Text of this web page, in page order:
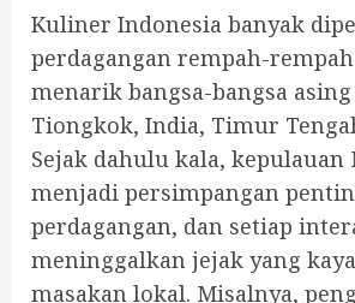
Kuliner Indonesia banyak
perdagangan rempah-
menarik bangsa-bangsa
Tiongkok, India, Timur
Sejak dahulu kala, kepulauan
menjadi persimpangan
perdagangan, dan setiap
meninggalkan jejak yang
masakan lokal. Misalnya,